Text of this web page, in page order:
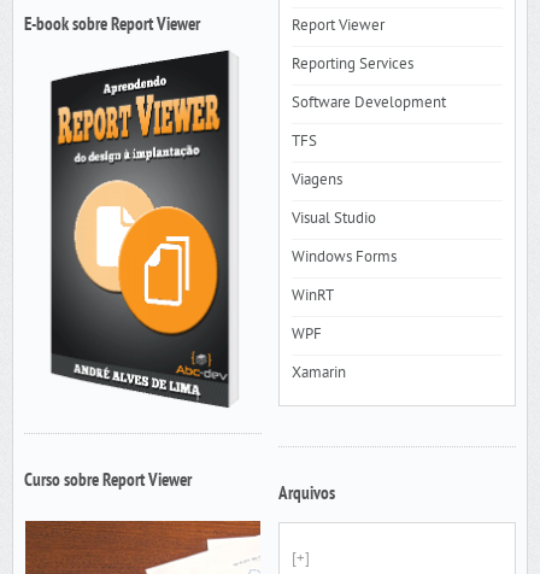
E-book sobre Report Viewer
Curso sobre Report Viewer
Report Viewer
Reporting Services
Software Development
TFS
Viagens
Visual Studio
Windows Forms
WinRT
WPF
Xamarin
Arquivos